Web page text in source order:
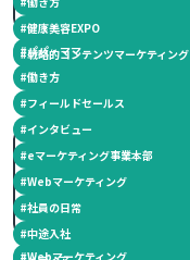
#
#
働き方
# 健康美容EXPO
#
#
#
#
#
#
#
#